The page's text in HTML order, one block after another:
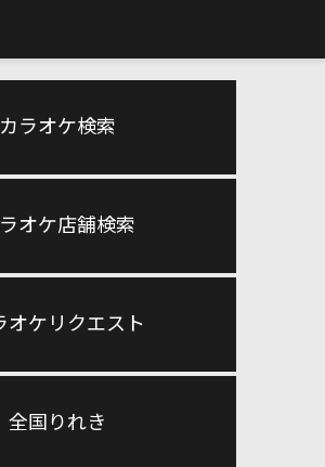
カラオケ検索
オケ店舗検索
オケリクエスト
全国りれき